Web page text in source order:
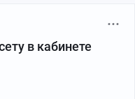
в кабинете